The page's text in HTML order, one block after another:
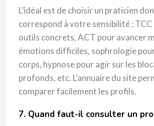
L’idéal est de choisir un praticien
correspond à votre sensibilité : TCC
outils concrets, ACT pour avancer
émotions difficiles, sophrologie
corps, hypnose pour agir sur les
profonds, etc. L’annuaire du site
comparer facilement les profils.
7. Quand faut-il consulter un